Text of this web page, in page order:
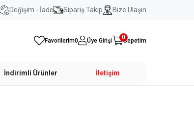
Değişim - İade Sipariş Takip Bize Ulaşın
Favorilerim0 Üye Girişi Sepetim
0
İndirimli Ürünler İletişim